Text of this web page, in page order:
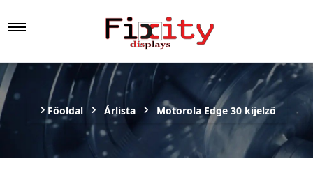
Főoldal Árlista Motorola Edge 30 kijelző